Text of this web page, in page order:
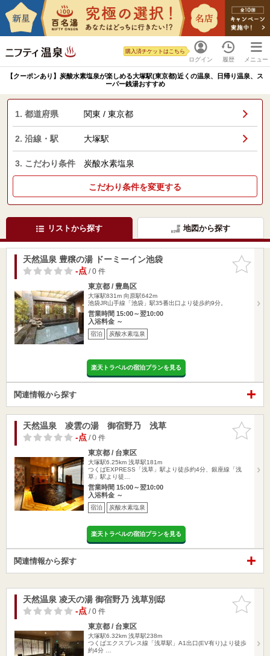
ログイン
購入済チケットはこちら
履歴 メニュー
【クーポンあり】炭酸水素塩泉が楽しめる大塚駅(東京都)近くの温泉、日帰り温泉、ス
ーパー銭湯おすすめ
1. 都道府県 関東 / 東京都
2. 沿線・駅 大塚駅
3. こだわり条件 炭酸水素塩泉
こだわり条件を変更する
リストから探す 地図から探す
お気に入
りに追加
天然温泉 豊穣の湯 ドーミーイン池袋
-点/ 0 件
東京都 / 豊島区
大塚駅831m 向原駅642m
池袋JR山手線「池袋」駅35番出口より徒歩約9分。
営業時間 15:00～翌10:00
入浴料金 ～
宿泊 炭酸水素塩泉
楽天トラベルの宿泊プランを見る
関連情報から探す
お気に入
りに追加
天然温泉 凌雲の湯 御宿野乃 浅草
-点/ 0 件
東京都 / 台東区
大塚駅6.25km 浅草駅181m
つくばEXPRESS「浅草」駅より徒歩約4分、銀座線「浅
草」駅より徒…
営業時間 15:00～翌10:00
入浴料金 ～
宿泊 炭酸水素塩泉
楽天トラベルの宿泊プランを見る
関連情報から探す
お気に入
りに追加
天然温泉 凌天の湯 御宿野乃 浅草別邸
-点/ 0 件
東京都 / 台東区
大塚駅6.32km 浅草駅238m
つくばエクスプレス線「浅草駅」A1出口(EV有り)より徒歩
約4分 …